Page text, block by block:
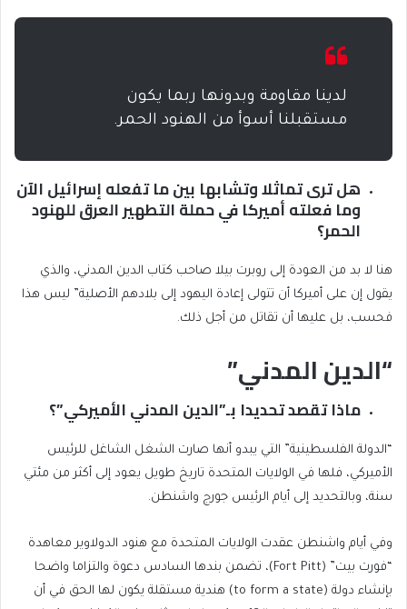
لدينا مقاومة وبدونها ربما يكون
مستقبلنا أسوأ من الهنود الحمر.
هل ترى تماثلا وتشابها بين ما تفعله إسرائيل الآن
وما فعلته أميركا في حملة التطهير العرق للهنود
الحمر؟
هنا لا بد من العودة إلى روبرت بيلا صاحب كتاب الدين المدني، والذي
يقول إن على أميركا أن تتولى إعادة اليهود إلى بلادهم الأصلية” ليس هذا
فحسب، بل عليها أن تقاتل من أجل ذلك.
“الدين المدني”
ماذا تقصد تحديدا بـ”الدين المدني الأميركي”؟
“الدولة الفلسطينية” التي يبدو أنها صارت الشغل الشاغل للرئيس
الأميركي، فلها في الولايات المتحدة تاريخ طويل يعود إلى أكثر من مئتي
سنة، وبالتحديد إلى أيام الرئيس جورج واشنطن.
وفي أيام واشنطن عقدت الولايات المتحدة مع هنود الدولاوير معاهدة
“فورت بيت” (Fort Pitt)، تضمن بندها السادس دعوة والتزاما واضحا
بإنشاء دولة (to form a state) هندية مستقلة يكون لها الحق في أن